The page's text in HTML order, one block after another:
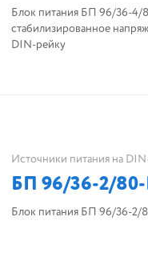
Блок питания БП 96/36-4/
стабилизированное
DIN-рейку
Источники питания на
БП 96/36-2/
Блок питания БП 96/36-2/